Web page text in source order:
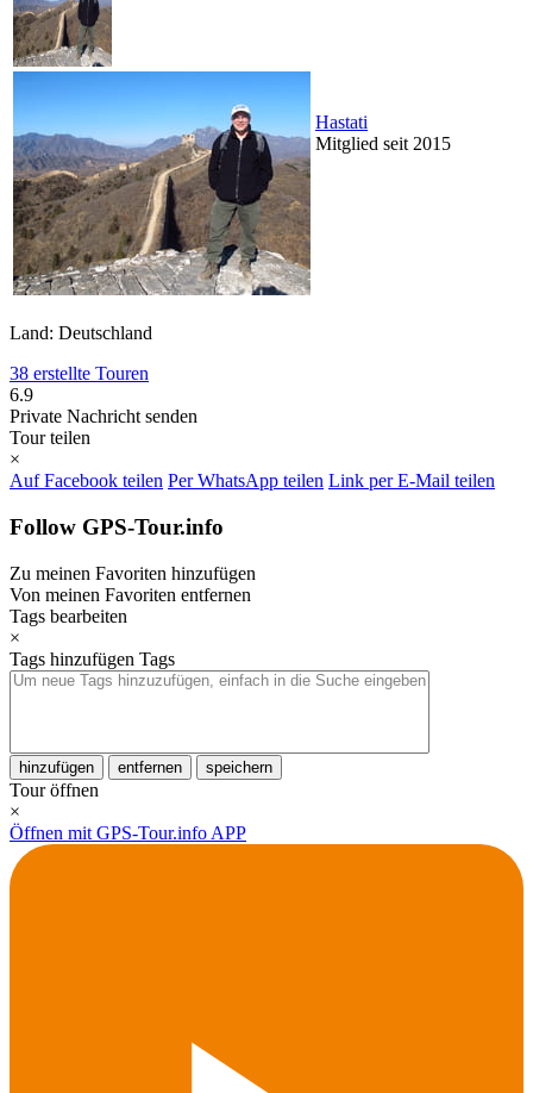
Hastati
Mitglied seit 2015
Land: Deutschland
38 erstellte Touren
6.9
Private Nachricht senden
Tour teilen
×
Auf Facebook teilen Per WhatsApp teilen Link per E-Mail teilen
Follow GPS-Tour.info
Zu meinen Favoriten hinzufügen
Von meinen Favoriten entfernen
Tags bearbeiten
×
Tags hinzufügen Tags
hinzufügen entfernen speichern
Tour öffnen
×
Öffnen mit GPS-Tour.info APP